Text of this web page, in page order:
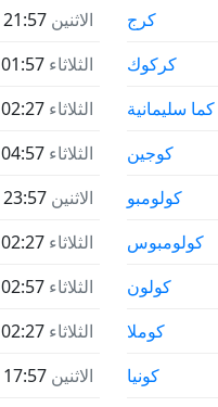
الاثنين 21:57
الثلاثاء 01:57
الثلاثاء 02:27
الثلاثاء 04:57
الاثنين 23:57
الثلاثاء 02:27
الثلاثاء 02:57
الثلاثاء 02:27
الاثنين 17:57
كرج
كركوك
كما سليمانية
كوجين
كولومبو
كولومبوس
كولون
كوملا
كونيا